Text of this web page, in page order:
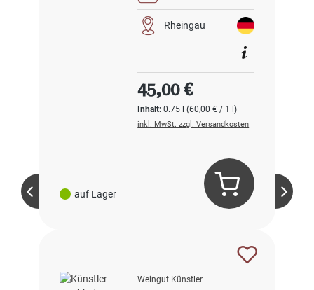
auf Lager
Rheingau
Inhalt:0.75 l(60,00 € / 1 l)
Regulärer Preis:
45,00 €
inkl. MwSt. zzgl. Versandkosten
Weingut Künstler